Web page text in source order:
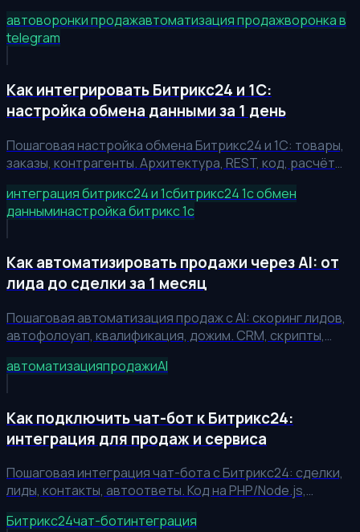
дней.
автоворонки продажавтоматизация продажворонка в
telegram
Как интегрировать Битрикс24 и 1С:
настройка обмена данными за 1 день
Пошаговая настройка обмена Битрикс24 и 1С: товары,
заказы, контрагенты. Архитектура, REST, код, расчёт
интеграция битрикс24 и 1сбитрикс24 1с обмен
данныминастройка битрикс 1с
Как автоматизировать продажи через AI: от
лида до сделки за 1 месяц
Пошаговая автоматизация продаж с AI: скоринг лидов,
автофолоуап, квалификация, дожим. CRM, скрипты,
автоматизацияпродажиAI
Как подключить чат-бот к Битрикс24:
интеграция для продаж и сервиса
Пошаговая интеграция чат-бота с Битрикс24: сделки,
лиды, контакты, автоответы. Код на PHP/Node.js,
Битрикс24чат-ботинтеграция